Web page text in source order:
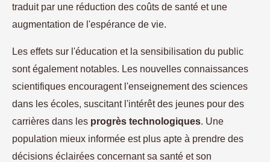
traduit par une réduction des coûts de santé et une
augmentation de l'espérance de vie.
Les effets sur l'éducation et la sensibilisation du public
sont également notables. Les nouvelles connaissances
scientifiques encouragent l'enseignement des sciences
dans les écoles, suscitant l'intérêt des jeunes pour des
carrières dans les progrès technologiques . Une
population mieux informée est plus apte à prendre des
décisions éclairées concernant sa santé et son